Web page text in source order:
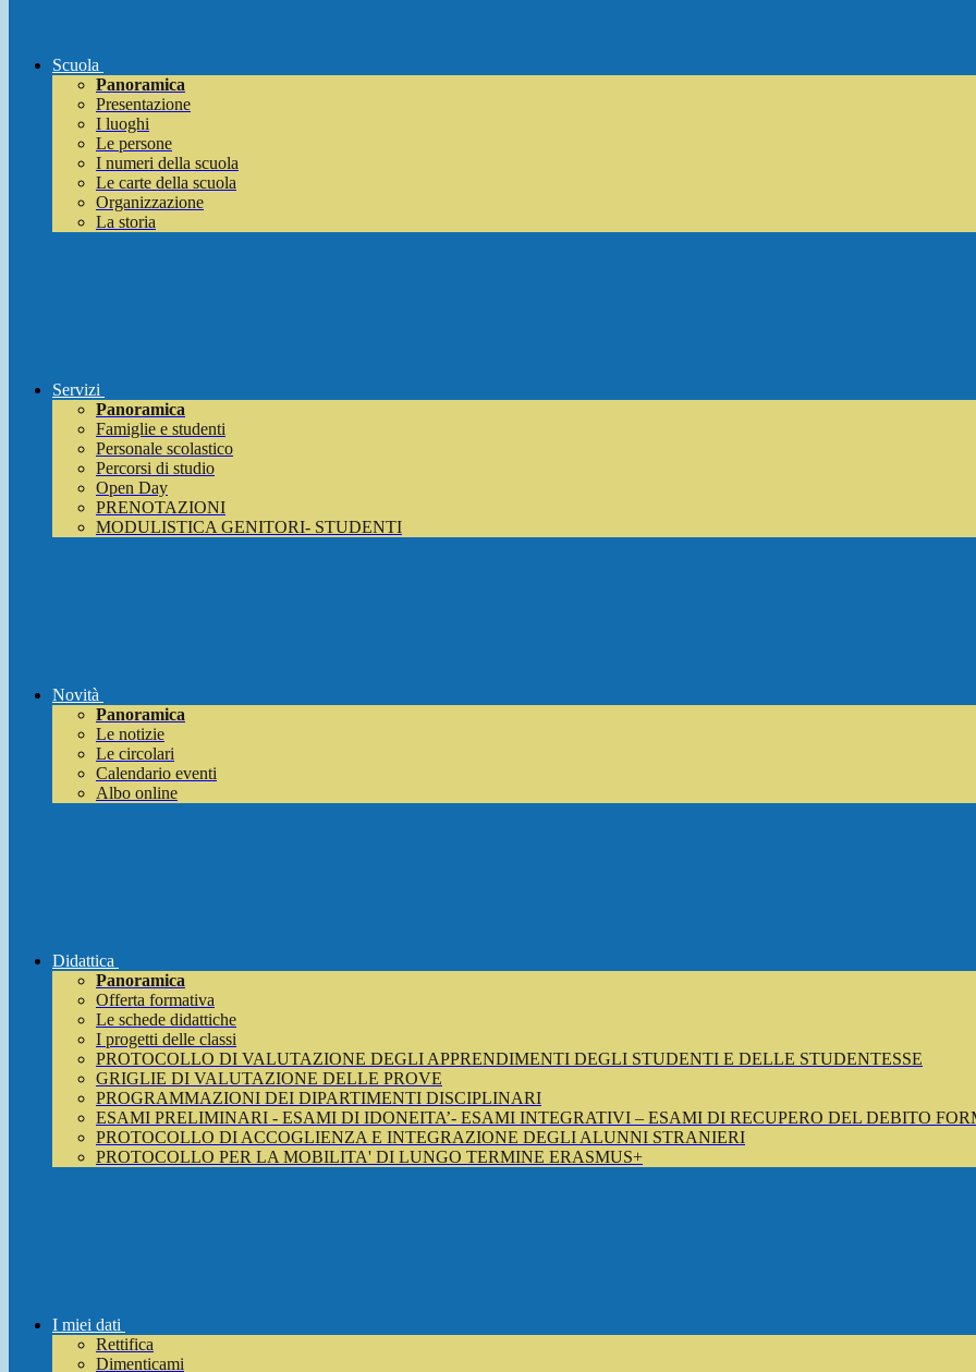
Scuola
Panoramica
Presentazione
I luoghi
Le persone
I numeri della scuola
Le carte della scuola
Organizzazione
La storia
Servizi
Panoramica
Famiglie e studenti
Personale scolastico
Percorsi di studio
Open Day
PRENOTAZIONI
MODULISTICA GENITORI- STUDENTI
Novità
Panoramica
Le notizie
Le circolari
Calendario eventi
Albo online
Didattica
Panoramica
Offerta formativa
Le schede didattiche
I progetti delle classi
PROTOCOLLO DI VALUTAZIONE DEGLI APPRENDIMENTI DEGLI STUDENTI E DELLE STUDENTESSE
GRIGLIE DI VALUTAZIONE DELLE PROVE
PROGRAMMAZIONI DEI DIPARTIMENTI DISCIPLINARI
ESAMI PRELIMINARI - ESAMI DI IDONEITA’- ESAMI INTEGRATIVI – ESAMI DI RECUPERO DEL DEBITO
PROTOCOLLO DI ACCOGLIENZA E INTEGRAZIONE DEGLI ALUNNI STRANIERI
PROTOCOLLO PER LA MOBILITA' DI LUNGO TERMINE ERASMUS+
I miei dati
Rettifica
Dimenticami